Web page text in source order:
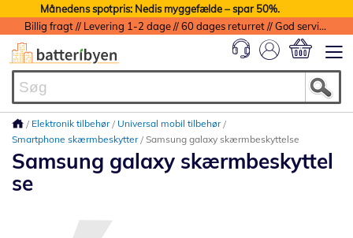
Månedens spotpris: Nedis myggefælde – spar 50%.
Billig fragt // Levering 1-2 dage // 60 dages returret // God service med garanti
Elektronik tilbehør
Universal mobil tilbehør
Smartphone skærmbeskytter Samsung galaxy skærmbeskyttelse
Samsung galaxy skærmbeskyttel
se